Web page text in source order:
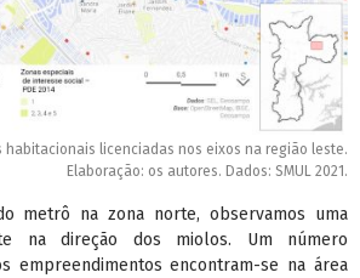
habitacionais licenciadas nos eixos na região leste.
Elaboração: os autores. Dados: SMUL 2021.
metrô na zona norte, observamos uma
na direção dos miolos. Um número
empreendimentos encontram-se na área